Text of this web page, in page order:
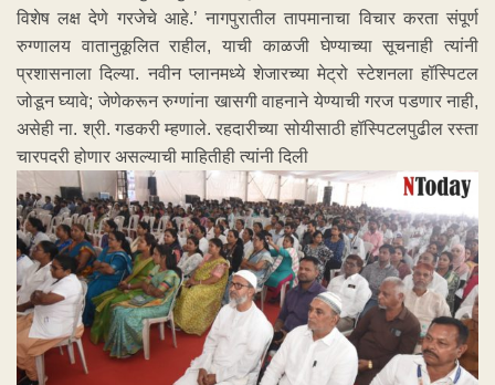
विशेष लक्ष देणे गरजेचे आहे.’ नागपुरातील तापमानाचा विचार करता संपूर्ण
रुग्णालय वातानुकूलित राहील, याची काळजी घेण्याच्या सूचनाही त्यांनी
प्रशासनाला दिल्या. नवीन प्लानमध्ये शेजारच्या मेट्रो स्टेशनला हॉस्पिटल
जोडून घ्यावे; जेणेकरून रुग्णांना खासगी वाहनाने येण्याची गरज पडणार नाही,
असेही ना. श्री. गडकरी म्हणाले. रहदारीच्या सोयीसाठी हॉस्पिटलपुढील रस्ता
चारपदरी होणार असल्याची माहितीही त्यांनी दिली